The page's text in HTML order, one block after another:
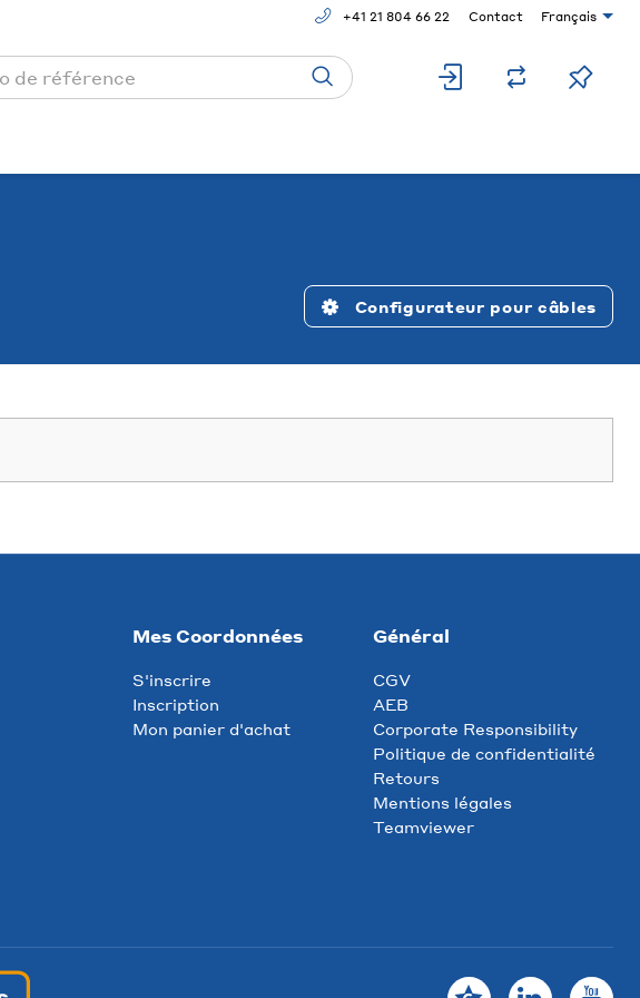
+41 21 804 66 22 Contact Français
Configurateur pour câbles
Mes Coordonnées
S'inscrire
Inscription
Mon panier d'achat
Général
CGV
AEB
Corporate Responsibility
Politique de confidentialité
Retours
Mentions légales
Teamviewer